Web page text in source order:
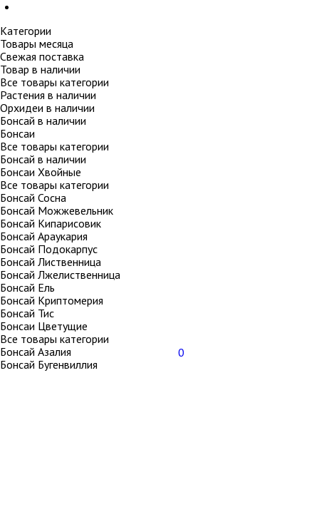
0
Категории
Товары месяца
Свежая поставка
Товар в наличии
Все товары категории
Растения в наличии
Орхидеи в наличии
Бонсай в наличии
Бонсаи
Все товары категории
Бонсай в наличии
Бонсаи Хвойные
Все товары категории
Бонсай Сосна
Бонсай Можжевельник
Бонсай Кипарисовик
Бонсай Араукария
Бонсай Подокарпус
Бонсай Лиственница
Бонсай Лжелиственница
Бонсай Ель
Бонсай Криптомерия
Бонсай Тис
Бонсаи Цветущие
Все товары категории
Бонсай Азалия
Бонсай Бугенвиллия